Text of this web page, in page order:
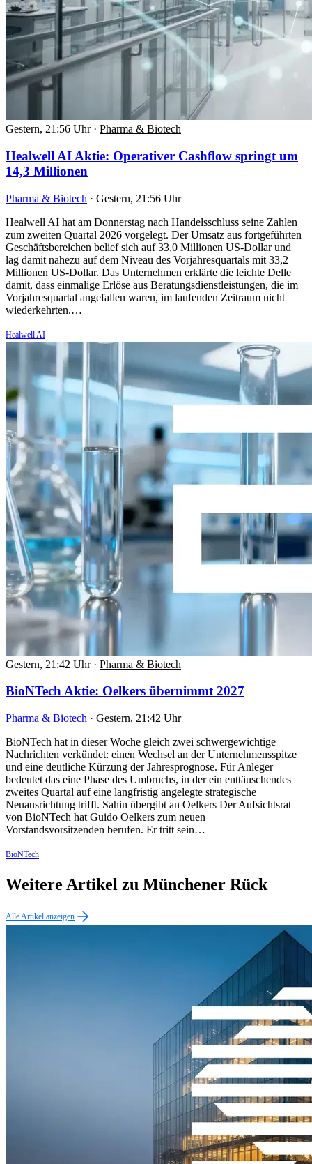
Gestern, 21:56 Uhr · Pharma & Biotech
Healwell AI Aktie: Operativer Cashflow springt um
14,3 Millionen
Pharma & Biotech · Gestern, 21:56 Uhr
Healwell AI hat am Donnerstag nach Handelsschluss seine Zahlen
zum zweiten Quartal 2026 vorgelegt. Der Umsatz aus fortgeführten
Geschäftsbereichen belief sich auf 33,0 Millionen US-Dollar und
lag damit nahezu auf dem Niveau des Vorjahresquartals mit 33,2
Millionen US-Dollar. Das Unternehmen erklärte die leichte Delle
damit, dass einmalige Erlöse aus Beratungsdienstleistungen, die im
Vorjahresquartal angefallen waren, im laufenden Zeitraum nicht
wiederkehrten.…
Healwell AI
Gestern, 21:42 Uhr · Pharma & Biotech
BioNTech Aktie: Oelkers übernimmt 2027
Pharma & Biotech · Gestern, 21:42 Uhr
BioNTech hat in dieser Woche gleich zwei schwergewichtige
Nachrichten verkündet: einen Wechsel an der Unternehmensspitze
und eine deutliche Kürzung der Jahresprognose. Für Anleger
bedeutet das eine Phase des Umbruchs, in der ein enttäuschendes
zweites Quartal auf eine langfristig angelegte strategische
Neuausrichtung trifft. Sahin übergibt an Oelkers Der Aufsichtsrat
von BioNTech hat Guido Oelkers zum neuen
Vorstandsvorsitzenden berufen. Er tritt sein…
BioNTech
Weitere Artikel zu Münchener Rück
Alle Artikel anzeigen